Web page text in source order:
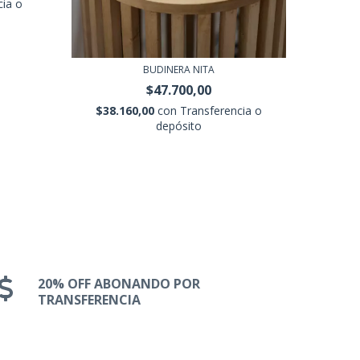
o
BUDINERA NITA
$47.700,00
$38.160,00 con Transferencia o
depósito
20% OFF ABONANDO POR
TRANSFERENCIA